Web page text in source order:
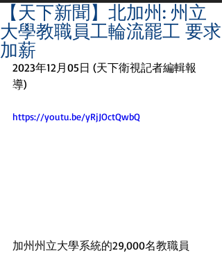
【天下新聞】北加州: 州立
大學教職員工輪流罷工 要求
加薪
2023年12月05日 (天下衛視記者編輯報
導)
https://youtu.be/yRjJOctQwbQ
加州州立大學系統的29,000名教職員